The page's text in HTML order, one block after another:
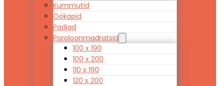
Kummutid
Öökapid
Padjad
Poroloonmadratsid
100 x 190
100 x 200
110 x 190
120 x 200